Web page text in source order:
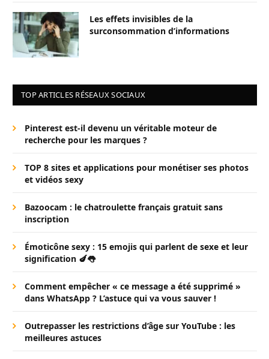
Les effets invisibles de la
surconsommation d’informations
TOP ARTICLES RÉSEAUX SOCIAUX
Pinterest est-il devenu un véritable moteur de
recherche pour les marques ?
TOP 8 sites et applications pour monétiser ses photos
et vidéos sexy
Bazoocam : le chatroulette français gratuit sans
inscription
Émoticône sexy : 15 emojis qui parlent de sexe et leur
signification 🍆👅
Comment empêcher « ce message a été supprimé »
dans WhatsApp ? L’astuce qui va vous sauver !
Outrepasser les restrictions d’âge sur YouTube : les
meilleures astuces